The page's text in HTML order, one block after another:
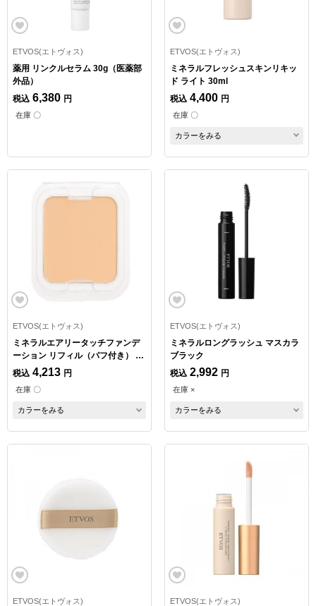
ETVOS(エトヴォス)
薬用 リンクルセラム 30g（医薬部
外品）
税込 6,380 円
在庫 〇
ETVOS(エトヴォス)
ミネラルフレッシュスキンリキッ
ド ライト 30ml
税込 4,400 円
在庫 〇
カラーをみる
ETVOS(エトヴォス)
ミネラルエアリータッチファンデ
ーション リフィル（パフ付き） ラ
イト
税込 4,213 円
在庫 〇
カラーをみる
ETVOS(エトヴォス)
ミネラルロングラッシュ マスカラ
ブラック
税込 2,992 円
在庫 ×
カラーをみる
ETVOS(エトヴォス) ETVOS(エトヴォス)